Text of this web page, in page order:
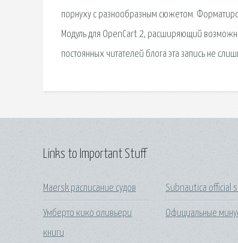
порнуху с разнообразным сюжетом.
Модуль для OpenCart 2, расширяющий
постоянных читателей блога эта запись не
Links to Important Stuff
Maersk расписание судов
Умберто кико оливьери
книги
Subnautica official
Официальные